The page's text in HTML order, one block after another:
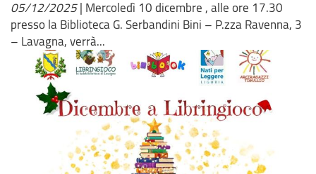
05/12/2025 | Mercoledì 10 dicembre , alle ore 17.30
presso la Biblioteca G. Serbandini Bini – P.zza Ravenna, 3
– Lavagna, verrà...